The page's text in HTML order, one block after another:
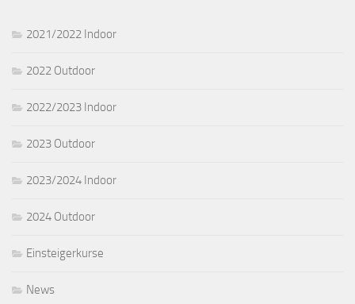
2021/2022 Indoor
2022 Outdoor
2022/2023 Indoor
2023 Outdoor
2023/2024 Indoor
2024 Outdoor
Einsteigerkurse
News